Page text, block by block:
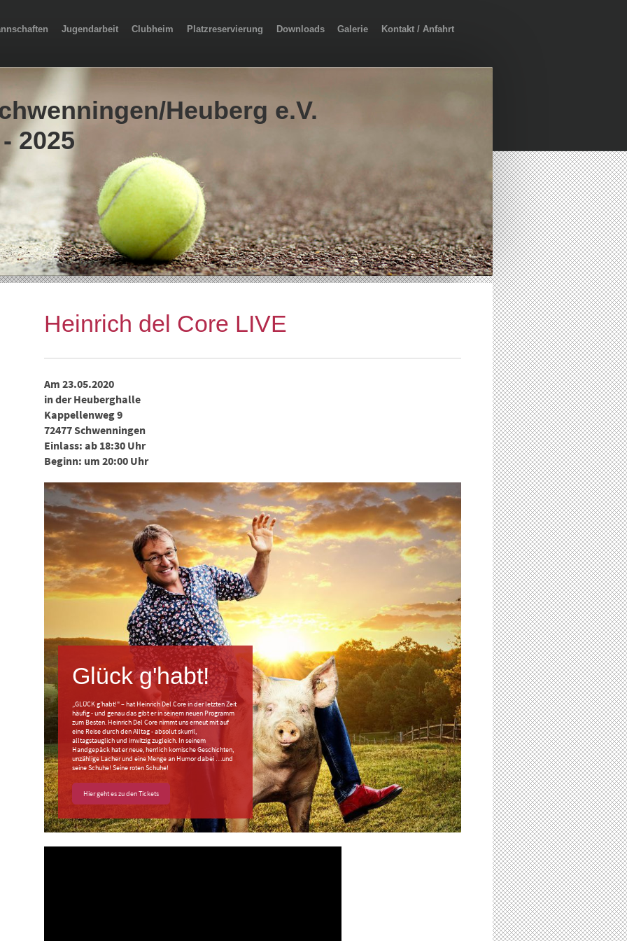
Jugendarbeit Clubheim Platzreservierung Downloads Galerie Kontakt / Anfahrt
Heuberg e.V.
2025
Heinrich del Core LIVE
Am 23.05.2020
in der Heuberghalle
Kappellenweg 9
72477 Schwenningen
Einlass: ab 18:30 Uhr
Beginn: um 20:00 Uhr
Glück g'habt!
„GLÜCK g’habt!" – hat Heinrich Del Core in der letzten Zeit
häufig - und genau das gibt er in seinem neuen Programm
zum Besten. Heinrich Del Core nimmt uns erneut mit auf
eine Reise durch den Alltag - absolut skurril,
alltagstauglich und irrwitzig zugleich. In seinem
Handgepäck hat er neue, herrlich komische Geschichten,
unzählige Lacher und eine Menge an Humor dabei …und
seine Schuhe! Seine roten Schuhe!
Hier geht es zu den Tickets